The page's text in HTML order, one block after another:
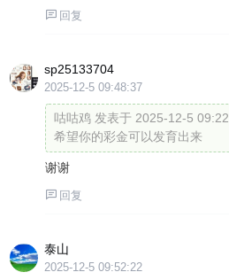
回复
sp25133704
2025-12-5 09:48:37
咕咕鸡 发表于 2025-12-5 09:22
希望你的彩金可以发育出来
谢谢
回复
泰山
2025-12-5 09:52:22